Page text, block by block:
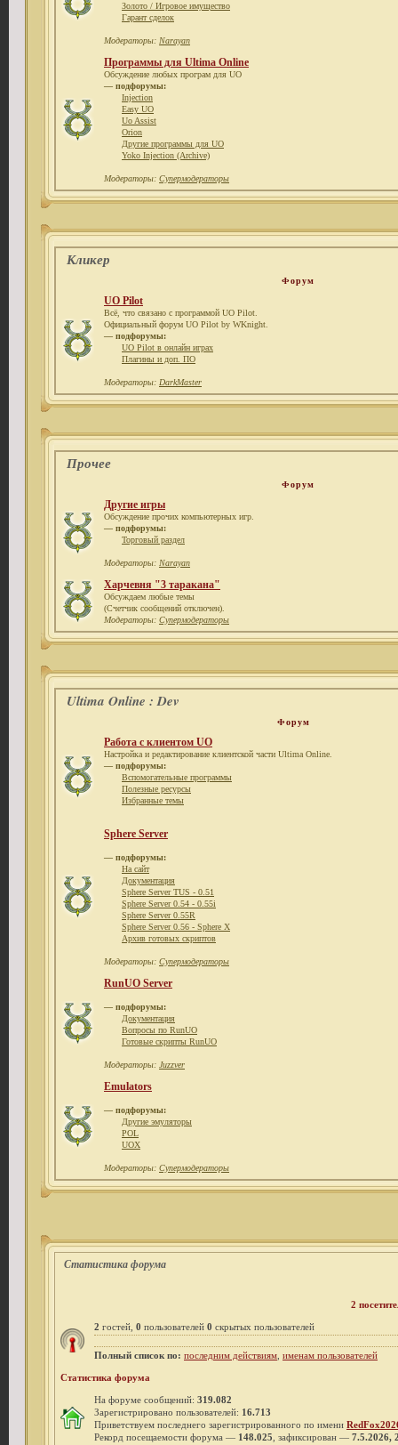
Золото / Игровое имущество
Гарант сделок
Модераторы: Narayan
Программы для Ultima Online
Обсуждение любых програм для UO
— подфорумы:
Injection
Easy UO
Uo Assist
Orion
Другие программы для UO
Yoko Injection (Archive)
Модераторы: Супермодераторы
Кликер
Форум
UO Pilot
Всё, что связано с программой UO Pilot.
Официальный форум UO Pilot by WKnight.
— подфорумы:
UO Pilot в онлайн играх
Плагины и доп. ПО
Модераторы: DarkMaster
Прочее
Форум
Другие игры
Обсуждение прочих компьютерных игр.
— подфорумы:
Торговый раздел
Модераторы: Narayan
Харчевня "3 таракана"
Обсуждаем любые темы
(Счетчик сообщений отключен).
Модераторы: Супермодераторы
Ultima Online : Dev
Форум
Работа с клиентом UO
Настройка и редактирование клиентской части Ultima Online.
— подфорумы:
Вспомогательные программы
Полезные ресурсы
Избранные темы
Sphere Server
— подфорумы:
На сайт
Документация
Sphere Server TUS - 0.51
Sphere Server 0.54 - 0.55i
Sphere Server 0.55R
Sphere Server 0.56 - Sphere X
Архив готовых скриптов
Модераторы: Супермодераторы
RunUO Server
— подфорумы:
Документация
Вопросы по RunUO
Готовые скрипты RunUO
Модераторы: Juzzver
Emulators
— подфорумы:
Другие эмуляторы
POL
UOX
Модераторы: Супермодераторы
Статистика форума
2
2 гостей, 0 пользователей 0 скрытых пользователей
Полный список по: последним действиям именам пользователей
Статистика форума
На форуме сообщений: 319.082
Зарегистрировано пользователей: 16.713
Приветствуем последнего зарегистрированного по имени
Рекорд посещаемости форума — 148.025 , зафиксирован — 7.5.2026,